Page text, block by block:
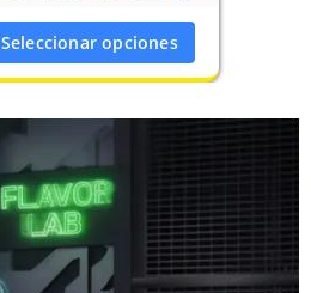
Seleccionar opciones